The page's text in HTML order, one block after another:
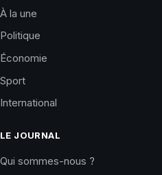
À la une
Politique
Économie
Sport
International
LE JOURNAL
Qui sommes-nous ?